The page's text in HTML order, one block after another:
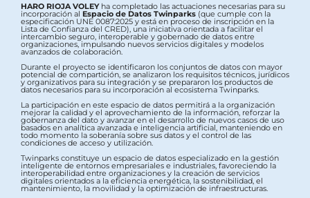
HARO RIOJA VOLEYha completado las actuaciones necesarias para su
incorporación al Espacio de Datos Twinparks (que cumple con la
especificación UNE 0087:2025 y está en proceso de inscripción en la
Lista de Confianza del CRED), una iniciativa orientada a facilitar el
intercambio seguro, interoperable y gobernado de datos entre
organizaciones, impulsando nuevos servicios digitales y modelos
avanzados de colaboración.
Durante el proyecto se identificaron los conjuntos de datos con mayor
potencial de compartición, se analizaron los requisitos técnicos, jurídicos
y organizativos para su integración y se prepararon los productos de
datos necesarios para su incorporación al ecosistema Twinparks.
La participación en este espacio de datos permitirá a la organización
mejorar la calidad y el aprovechamiento de la información, reforzar la
gobernanza del dato y avanzar en el desarrollo de nuevos casos de uso
basados en analítica avanzada e inteligencia artificial, manteniendo en
todo momento la soberanía sobre sus datos y el control de las
condiciones de acceso y utilización.
Twinparks constituye un espacio de datos especializado en la gestión
inteligente de entornos empresariales e industriales, favoreciendo la
interoperabilidad entre organizaciones y la creación de servicios
digitales orientados a la eficiencia energética, la sostenibilidad, el
mantenimiento, la movilidad y la optimización de infraestructuras.